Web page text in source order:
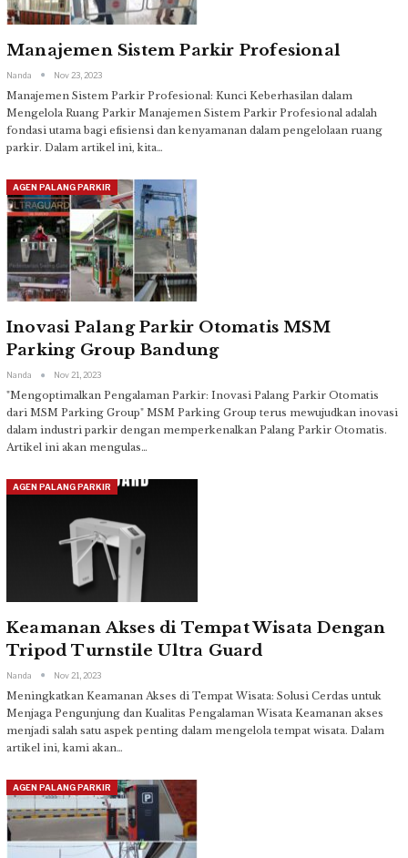
Manajemen Sistem Parkir Profesional
Nanda Nov 23, 2023
Manajemen Sistem Parkir Profesional: Kunci Keberhasilan dalam
Mengelola Ruang Parkir Manajemen Sistem Parkir Profesional adalah
fondasi utama bagi efisiensi dan kenyamanan dalam pengelolaan ruang
parkir. Dalam artikel ini, kita…
AGEN PALANG PARKIR
Inovasi Palang Parkir Otomatis MSM
Parking Group Bandung
Nanda Nov 21, 2023
"Mengoptimalkan Pengalaman Parkir: Inovasi Palang Parkir Otomatis
dari MSM Parking Group" MSM Parking Group terus mewujudkan inovasi
dalam industri parkir dengan memperkenalkan Palang Parkir Otomatis.
Artikel ini akan mengulas…
AGEN PALANG PARKIR
Keamanan Akses di Tempat Wisata Dengan
Tripod Turnstile Ultra Guard
Nanda Nov 21, 2023
Meningkatkan Keamanan Akses di Tempat Wisata: Solusi Cerdas untuk
Menjaga Pengunjung dan Kualitas Pengalaman Wisata Keamanan akses
menjadi salah satu aspek penting dalam mengelola tempat wisata. Dalam
artikel ini, kami akan…
AGEN PALANG PARKIR